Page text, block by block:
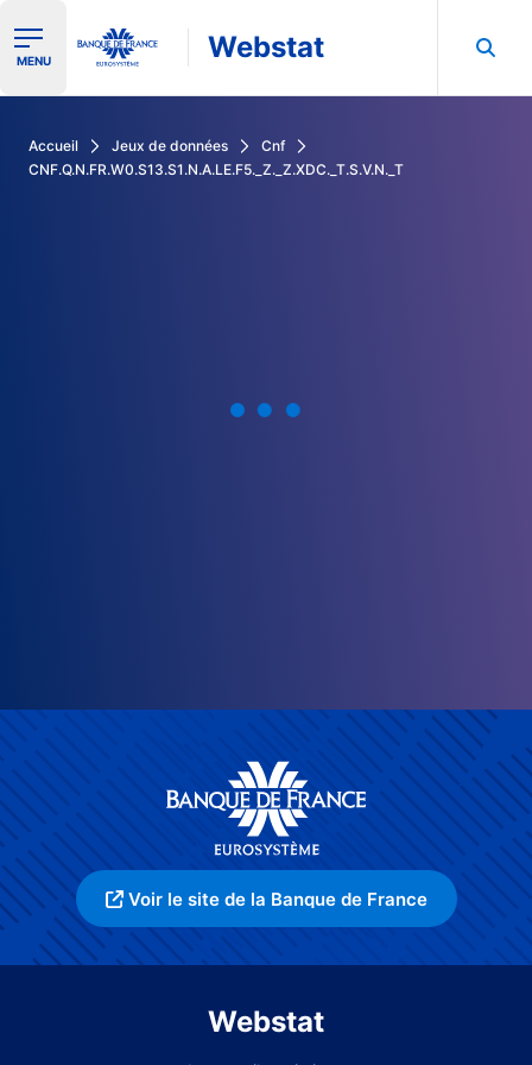
Ouvrir le menu de navigation
MENU Webstat
Accueil Jeux de données
Cnf
CNF.Q.N.FR.W0.S13.S1.N.A.LE.F5._Z._Z.XDC._T.S.V.N._T
Voir le site de la Banque de France
Webstat